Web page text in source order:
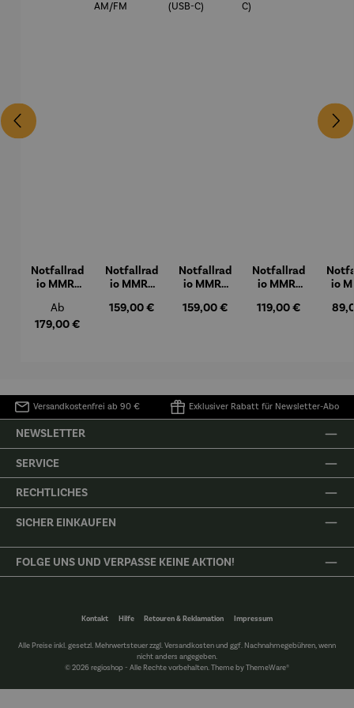
Notfallrad
io MMR-
Regulärer Preis:
Ab
179,00 €
Notfallrad
io MMR-
Regulärer Preis:
159,00 €
Notfallrad
io MMR-
(USB-C)
Regulärer Preis:
159,00 €
Notfallrad
io MMR-
C)
Regulärer Preis:
119,00 €
io
Versandkostenfrei ab 90 € Exklusiver Rabatt für Newsletter-Abo
NEWSLETTER
SERVICE
RECHTLICHES
SICHER EINKAUFEN
FOLGE UNS UND VERPASSE KEINE AKTION!
Kontakt Hilfe Retouren & Reklamation Impressum
Alle Preise inkl. gesetzl. Mehrwertsteuer zzgl.Versandkostenund ggf. Nachnahmegebühren, wenn
nicht anders angegeben.
© 2026 regioshop - Alle Rechte vorbehalten. Theme byThemeWare®